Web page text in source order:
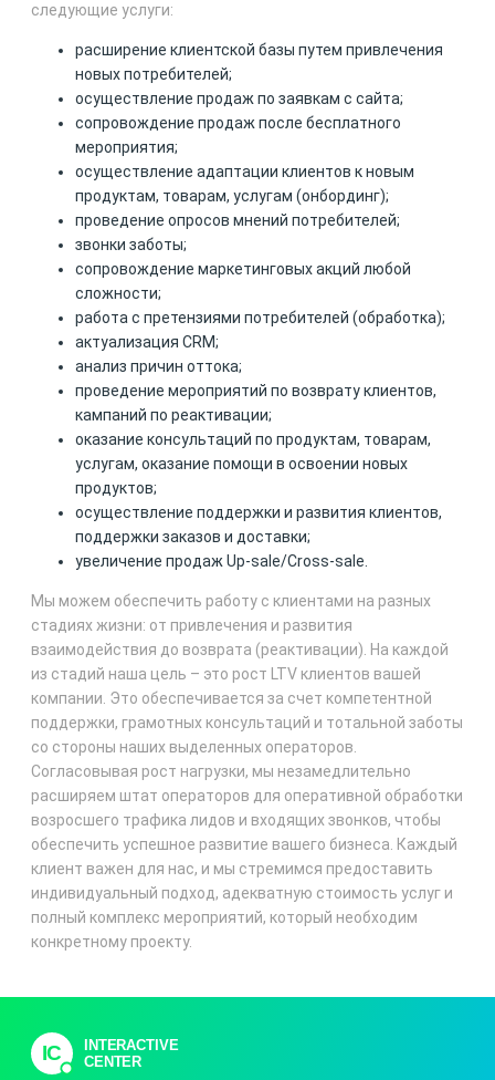
следующие услуги:
расширение клиентской базы путем привлечения
новых потребителей;
осуществление продаж по заявкам с сайта;
сопровождение продаж после бесплатного
мероприятия;
осуществление адаптации клиентов к новым
продуктам, товарам, услугам (онбординг);
проведение опросов мнений потребителей;
звонки заботы;
сопровождение маркетинговых акций любой
сложности;
работа с претензиями потребителей (обработка);
актуализация CRM;
анализ причин оттока;
проведение мероприятий по возврату клиентов,
кампаний по реактивации;
оказание консультаций по продуктам, товарам,
услугам, оказание помощи в освоении новых
продуктов;
осуществление поддержки и развития клиентов,
поддержки заказов и доставки;
увеличение продаж Up-sale/Cross-sale.
Мы можем обеспечить работу с клиентами на разных
стадиях жизни: от привлечения и развития
взаимодействия до возврата (реактивации). На каждой
из стадий наша цель – это рост LTV клиентов вашей
компании. Это обеспечивается за счет компетентной
поддержки, грамотных консультаций и тотальной заботы
со стороны наших выделенных операторов.
Согласовывая рост нагрузки, мы незамедлительно
расширяем штат операторов для оперативной обработки
возросшего трафика лидов и входящих звонков, чтобы
обеспечить успешное развитие вашего бизнеса. Каждый
клиент важен для нас, и мы стремимся предоставить
индивидуальный подход, адекватную стоимость услуг и
полный комплекс мероприятий, который необходим
конкретному проекту.
IC
INTERACTIVE
CENTER